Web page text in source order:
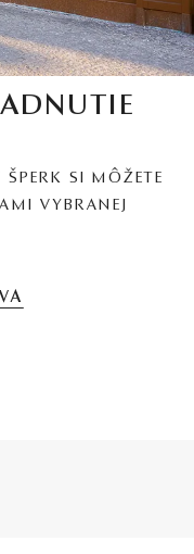
SI MÔŽETE
VYBRANEJ